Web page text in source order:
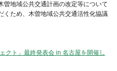
地域公共交通計画の改定等について
くため、木曽地域公共交通活性化協議
クト」最終発表会 in 名古屋を開催し